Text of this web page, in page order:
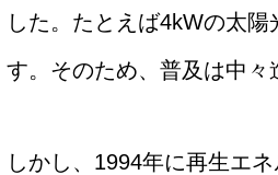
した。たとえば4kWの太
す。そのため、普及は中々
しかし、1994年に再生エ